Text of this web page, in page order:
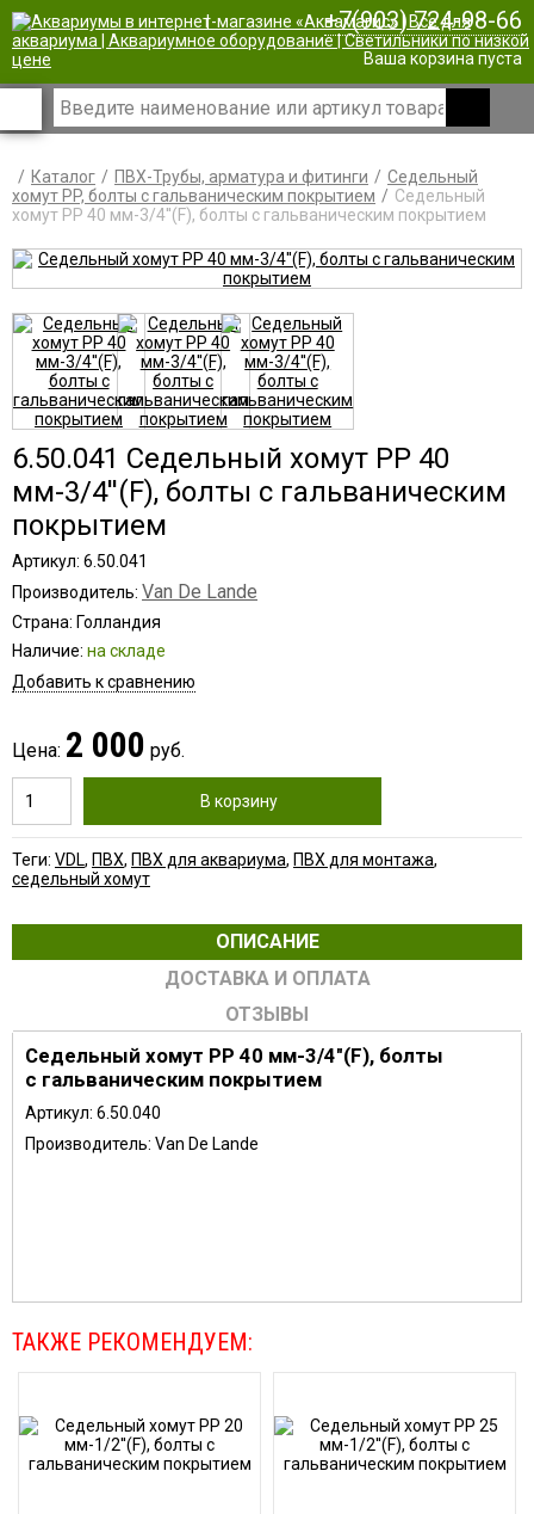
| +7(903) 724-98-66
Ваша корзина пуста
Каталог ПВХ-Трубы, арматура и фитинги
Седельный
хомут PP, болты с гальваническим покрытием
Седельный
хомут PP 40 мм-3/4''(F), болты с гальваническим покрытием
6.50.041 Седельный хомут PP 40
мм-3/4''(F), болты с гальваническим
покрытием
Артикул: 6.50.041
Производитель: Van De Lande
Страна: Голландия
Наличие: на складе
Добавить к сравнению
Цена: 2 000 руб.
В корзину
Теги: VDL, ПВХ, ПВХ для аквариума, ПВХ для монтажа,
седельный хомут
ОПИСАНИЕ
ДОСТАВКА И ОПЛАТА
ОТЗЫВЫ
Седельный хомут PP 40 мм-3/4"(F), болты
с гальваническим покрытием
Артикул: 6.50.040
Производитель: Van De Lande
ТАКЖЕ РЕКОМЕНДУЕМ: